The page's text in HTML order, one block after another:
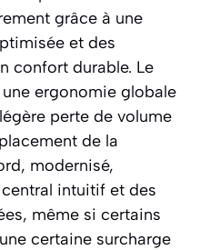
grâce à une
et des
confort durable. Le
ergonomie globale
perte de volume
de la
modernisé,
intuitif et des
même si certains
certaine surcharge